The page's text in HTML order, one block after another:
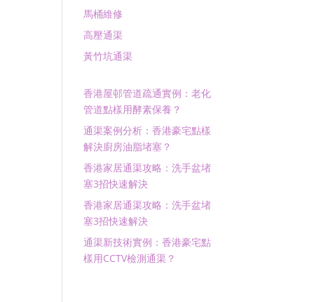
馬桶維修
高壓通渠
黃竹坑通渠
香港屋邨管道疏通實例：老化
管道點樣用酵素保養？
通渠案例分析：香港豪宅點樣
解決廚房油脂堵塞？
香港家居通渠攻略：洗手盆堵
塞3招快速解決
香港家居通渠攻略：洗手盆堵
塞3招快速解決
通渠新技術實例：香港豪宅點
樣用CCTV檢測通渠？